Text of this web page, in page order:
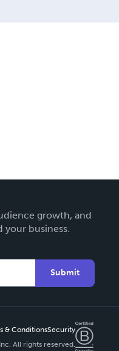
growth, and
your business.
Submit
& ConditionsSecurity
All rights reserved.